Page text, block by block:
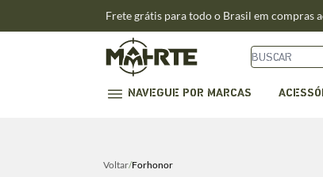
Frete grátis para todo o Brasil em compras
NAVEGUE POR MARCAS
Voltar/Forhonor